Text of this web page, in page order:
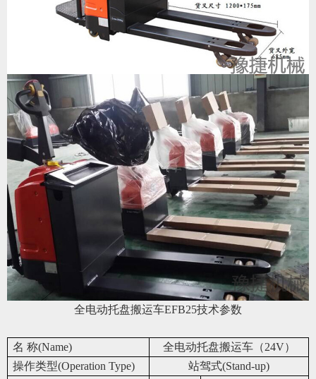
全电动托盘搬运车EFB25技术参数
名 称(Name)
全电动托盘搬运车（24V）
操作类型(Operation Type)
站驾式(Stand-up)